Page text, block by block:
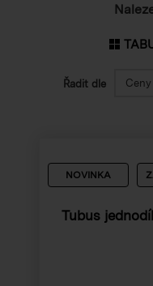
Řadit dle Ceny
NOVINKA
Tubus